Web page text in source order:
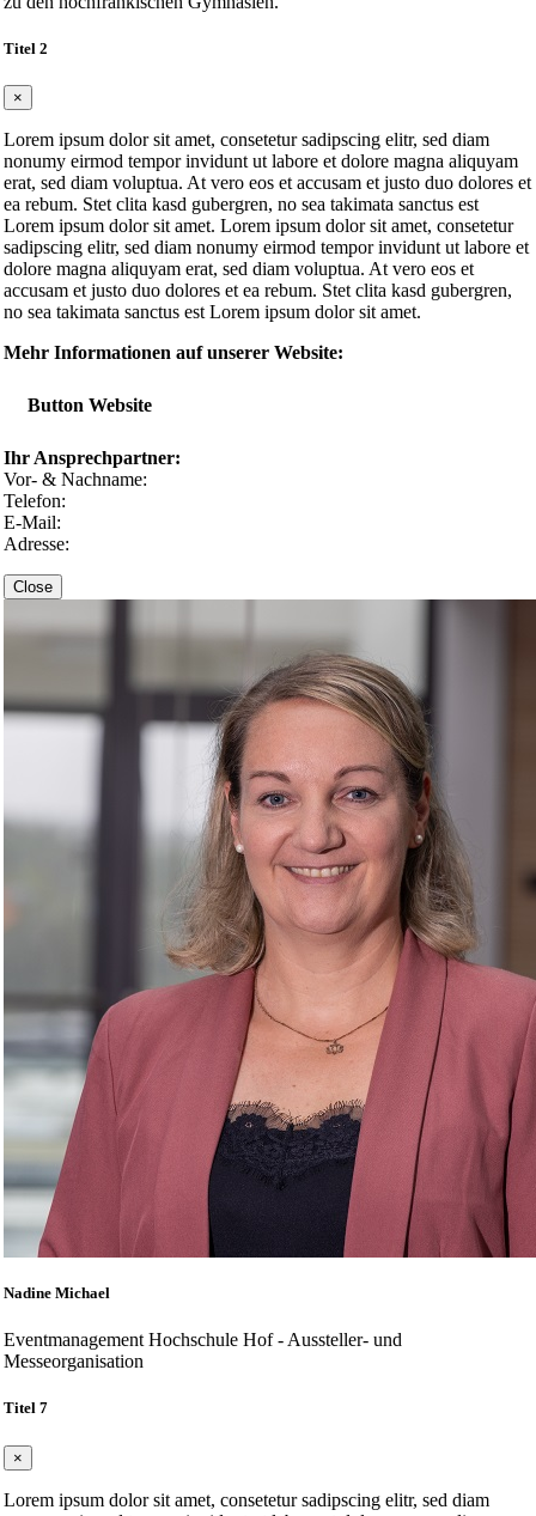
Titel 2
×
Lorem ipsum dolor sit amet, consetetur sadipscing elitr, sed diam
nonumy eirmod tempor invidunt ut labore et dolore magna aliquyam
erat, sed diam voluptua. At vero eos et accusam et justo duo dolores et
ea rebum. Stet clita kasd gubergren, no sea takimata sanctus est
Lorem ipsum dolor sit amet. Lorem ipsum dolor sit amet, consetetur
sadipscing elitr, sed diam nonumy eirmod tempor invidunt ut labore et
dolore magna aliquyam erat, sed diam voluptua. At vero eos et
accusam et justo duo dolores et ea rebum. Stet clita kasd gubergren,
no sea takimata sanctus est Lorem ipsum dolor sit amet.
Mehr Informationen auf unserer Website:
Button Website
Ihr Ansprechpartner:
Vor- & Nachname:
Telefon:
E-Mail:
Adresse:
Close
Nadine Michael
Eventmanagement Hochschule Hof - Aussteller- und
Messeorganisation
Titel 7
×
Lorem ipsum dolor sit amet, consetetur sadipscing elitr, sed diam